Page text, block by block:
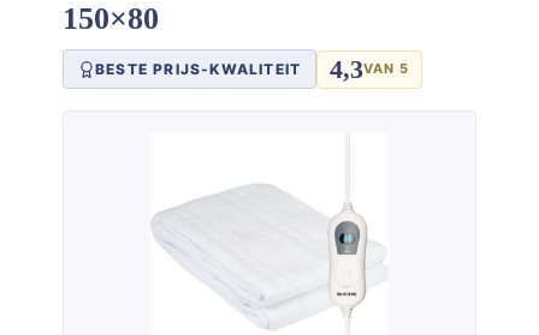
150×80
BESTE PRIJS-KWALITEIT 4,3VAN 5